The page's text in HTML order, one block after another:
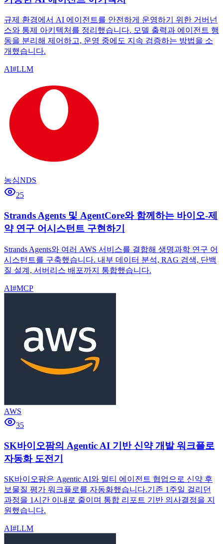
규제 환경에서 AI 에이전트를 안전하게 운영하기 위한 거버넌
스와 통제 아키텍처를 정리했습니다. 모델 출력과 에이전트 행
동을 분리해 제어하고, 운영 중에도 지속 검증하는 방법을 소
개했습니다.
AI#LLM
농심NDS
25
Strands Agents 및 AgentCore와 함께하는 바이오-제
약 연구 어시스턴트 구현하기
Strands Agents와 여러 AWS 서비스를 결합해 생명과학 연구 어
시스턴트를 구축했습니다. 내부 데이터 분석, RAG 검색, 단백
질 설계, 서버리스 배포까지 통합했습니다.
AI#MCP
AWS
35
SK바이오팜의 Agentic AI 기반 신약 개발 워크플로
자동화 도전기
SK바이오팜은 Agentic AI와 멀티 에이전트 협업으로 신약 후
보물질 평가 워크플로를 자동화했습니다.기존 1주일 걸리던
과정을 1시간 이내로 줄이며 통합 리포트 기반 의사결정을 지
원했습니다.
AI#LLM